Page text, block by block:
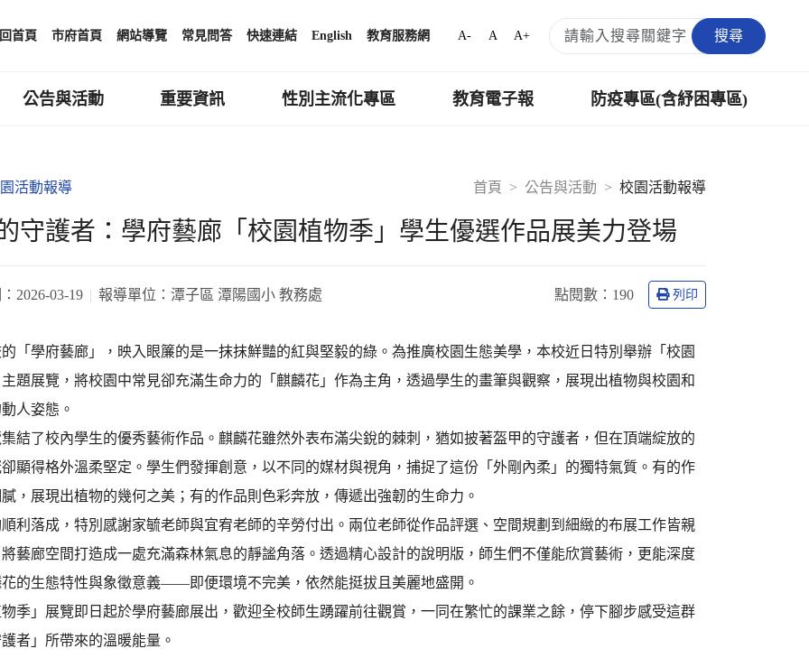
回首頁 市府首頁 網站導覽 常見問答 快速連結 English 教育服務網 A- A A+ 搜尋
公告與活動 重要資訊 性別主流化專區 教育電子報 防疫專區(含紓困專區)
首頁 公告與活動 校園活動報導
活動報導
守護者：學府藝廊「校園植物季」學生優選作品展美力登場
2026-03-19 報導單位： 潭子區 潭陽國小 教務處 點閱數： 190 列印
「學府藝廊」，映入眼簾的是一抹抹鮮豔的紅與堅毅的綠。為推廣校園生態美學，本校近日特別舉辦「校園
題展覽，將校園中常見卻充滿生命力的「麒麟花」作為主角，透過學生的畫筆與觀察，展現出植物與校園和
人姿態。
結了校內學生的優秀藝術作品。麒麟花雖然外表布滿尖銳的棘刺，猶如披著盔甲的守護者，但在頂端綻放的
顯得格外溫柔堅定。學生們發揮創意，以不同的媒材與視角，捕捉了這份「外剛內柔」的獨特氣質。有的作
，展現出植物的幾何之美；有的作品則色彩奔放，傳遞出強韌的生命力。
利落成，特別感謝家毓老師與宜宥老師的辛勞付出。兩位老師從作品評選、空間規劃到細緻的布展工作皆親
藝廊空間打造成一處充滿森林氣息的靜謐角落。透過精心設計的說明版，師生們不僅能欣賞藝術，更能深度
的生態特性與象徵意義——即便環境不完美，依然能挺拔且美麗地盛開。
季」展覽即日起於學府藝廊展出，歡迎全校師生踴躍前往觀賞，一同在繁忙的課業之餘，停下腳步感受這群
者」所帶來的溫暖能量。